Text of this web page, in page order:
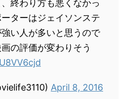
終わり方も悪くなかっ
ターはジェイソンステ
い人が多いと思うので
の評価が変わりそう
April 8, 2016